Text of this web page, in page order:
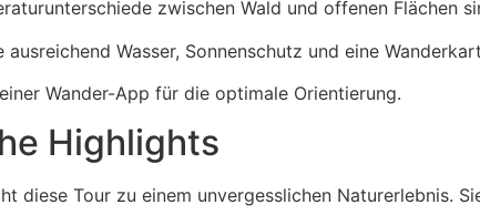
zwischen Wald und offenen Flächen
Wasser, Sonnenschutz und eine
Wander-App für die optimale Orientierung.
Highlights
diese Tour zu einem unvergesslichen Naturerlebnis.